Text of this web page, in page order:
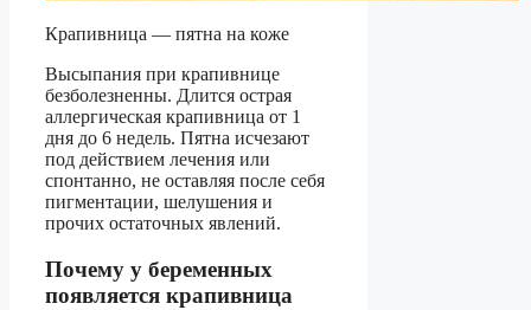
Крапивница — пятна на коже
Высыпания при крапивнице
безболезненны. Длится острая
аллергическая крапивница от 1
дня до 6 недель. Пятна исчезают
под действием лечения или
спонтанно, не оставляя после себя
пигментации, шелушения и
прочих остаточных явлений.
Почему у беременных
появляется крапивница